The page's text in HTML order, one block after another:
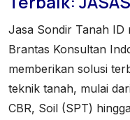
Jasa Sondir Tanah ID
Brantas Konsultan
memberikan solusi
teknik tanah, mulai
CBR, Soil (SPT)